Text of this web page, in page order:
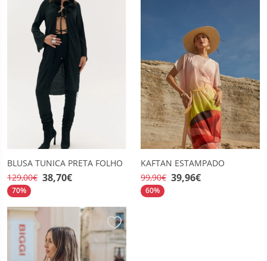
BLUSA TUNICA PRETA FOLHO
129,00€ 38,70€
70%
KAFTAN ESTAMPADO
99,90€ 39,96€
60%